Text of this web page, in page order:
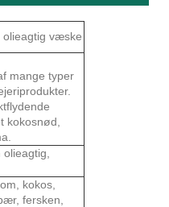
olieagtig væske
mange typer
kokosnød,
kokos,
fersken,